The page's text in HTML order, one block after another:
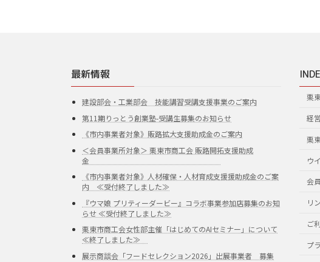
最新情報
建設部会・工業部会 技能講習受講支援事業のご案内
第11期りっとう創業塾-受講生募集のお知らせ
《市内事業者対象》販路拡大支援助成金のご案内
＜会員事業所対象＞ 栗東市商工会 販路開拓支援助成
金
《市内事業者対象》人材確保・人材育成支援援助成金のご案
内 ≪受付終了しました≫
『ウマ娘 プリティーダービー』コラボ事業参加店募集のお知
らせ ≪受付終了しました≫
栗東市商工会女性部主催「はじめてのAIセミナー」について
≪終了しました≫
展示商談会「フードセレクション2026」出展事業者 募集
栗
経
栗
ウ
会
リ
ご
プ